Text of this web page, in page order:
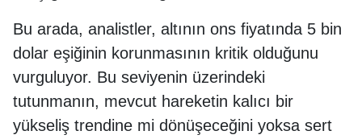
Bu arada, analistler, altının ons fiyatında 5 bin
dolar eşiğinin korunmasının kritik olduğunu
vurguluyor. Bu seviyenin üzerindeki
tutunmanın, mevcut hareketin kalıcı bir
yükseliş trendine mi dönüşeceğini yoksa sert